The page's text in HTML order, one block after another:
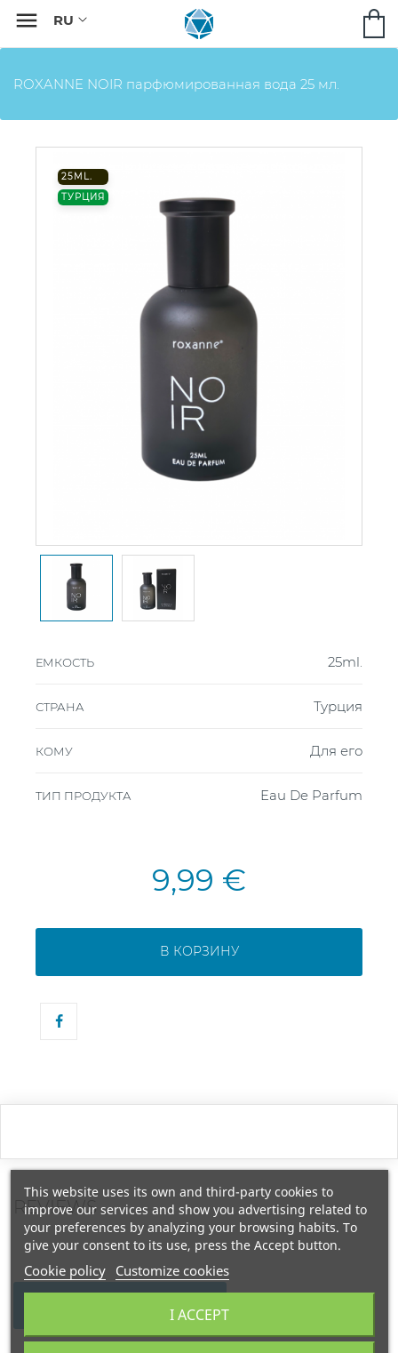

ROXANNE NOIR парфюмированная вода 25 мл.
25ML.
ТУРЦИЯ
ЕМКОСТЬ 25ml.
СТРАНА Турция
КОМУ Для его
ТИП ПРОДУКТА Eau De Parfum
9,99 €
В КОРЗИНУ
REVIEWS
This website uses its own and third-party cookies to
improve our services and show you advertising related to
your preferences by analyzing your browsing habits. To
give your consent to its use, press the Accept button.
Cookie policy Customize cookies
I ACCEPT